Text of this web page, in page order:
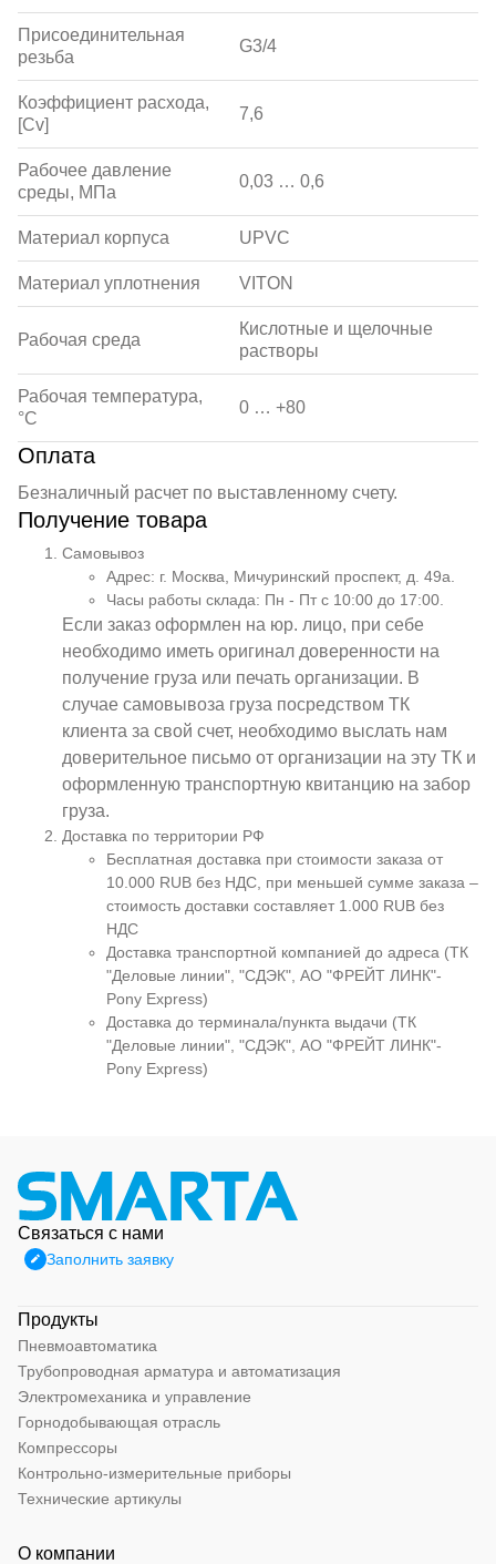
Присоединительная
резьба
G3/4
Коэффициент расхода,
[Сv]
7,6
Рабочее давление
среды, МПа
0,03 … 0,6
Материал корпуса UPVC
Материал уплотнения VITON
Рабочая среда
Кислотные и щелочные
растворы
Рабочая температура,
°С
0 … +80
Оплата
Безналичный расчет по выставленному счету.
Получение товара
Самовывоз
Адрес: г. Москва, Мичуринский проспект, д. 49а.
Часы работы склада: Пн - Пт с 10:00 до 17:00.
Если заказ оформлен на юр. лицо, при себе
необходимо иметь оригинал доверенности на
получение груза или печать организации. В
случае самовывоза груза посредством ТК
клиента за свой счет, необходимо выслать нам
доверительное письмо от организации на эту ТК и
оформленную транспортную квитанцию на забор
груза.
Доставка по территории РФ
Бесплатная доставка при стоимости заказа от
10.000 RUB без НДС, при меньшей сумме заказа –
стоимость доставки составляет 1.000 RUB без
НДС
Доставка транспортной компанией до адреса (ТК
"Деловые линии", "СДЭК", АО "ФРЕЙТ ЛИНК"-
Pony Express)
Доставка до терминала/пункта выдачи (ТК
"Деловые линии", "СДЭК", АО "ФРЕЙТ ЛИНК"-
Pony Express)
Связаться с нами
Заполнить заявку
Продукты
Пневмоавтоматика
Трубопроводная арматура и автоматизация
Электромеханика и управление
Горнодобывающая отрасль
Компрессоры
Контрольно-измерительные приборы
Технические артикулы
О компании